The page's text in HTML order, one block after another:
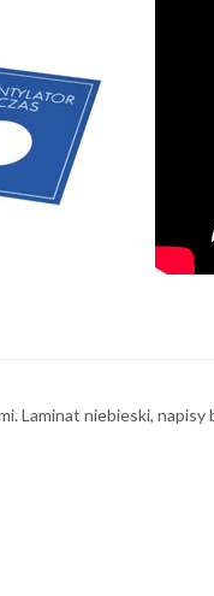
Laminat niebieski, napisy